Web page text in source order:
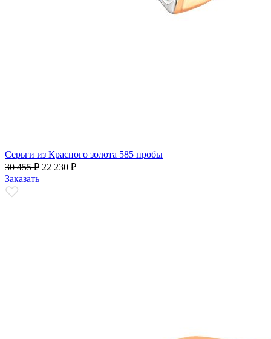
Серьги из Красного золота 585 пробы
30 455 ₽ 22 230 ₽
Заказать